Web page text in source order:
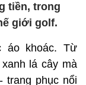
tiền, trong
giới golf.
áo khoác. Từ
lá cây mà
trang phục nổi